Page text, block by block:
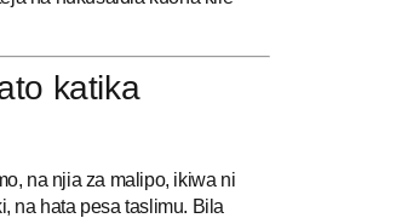
katika
na njia za malipo, ikiwa ni
na hata pesa taslimu. Bila